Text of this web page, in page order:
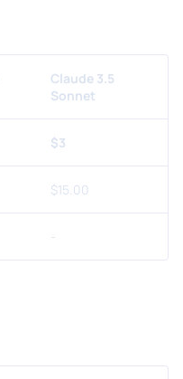
Claude 3.5
Sonnet
$3
$15.00
-